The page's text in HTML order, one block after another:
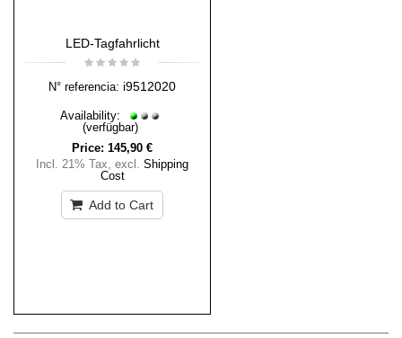
LED-Tagfahrlicht
N° referencia: i9512020
Availability:
(verfügbar)
Price: 145,90 €
Incl. 21% Tax, excl. Shipping
Cost
Add to Cart